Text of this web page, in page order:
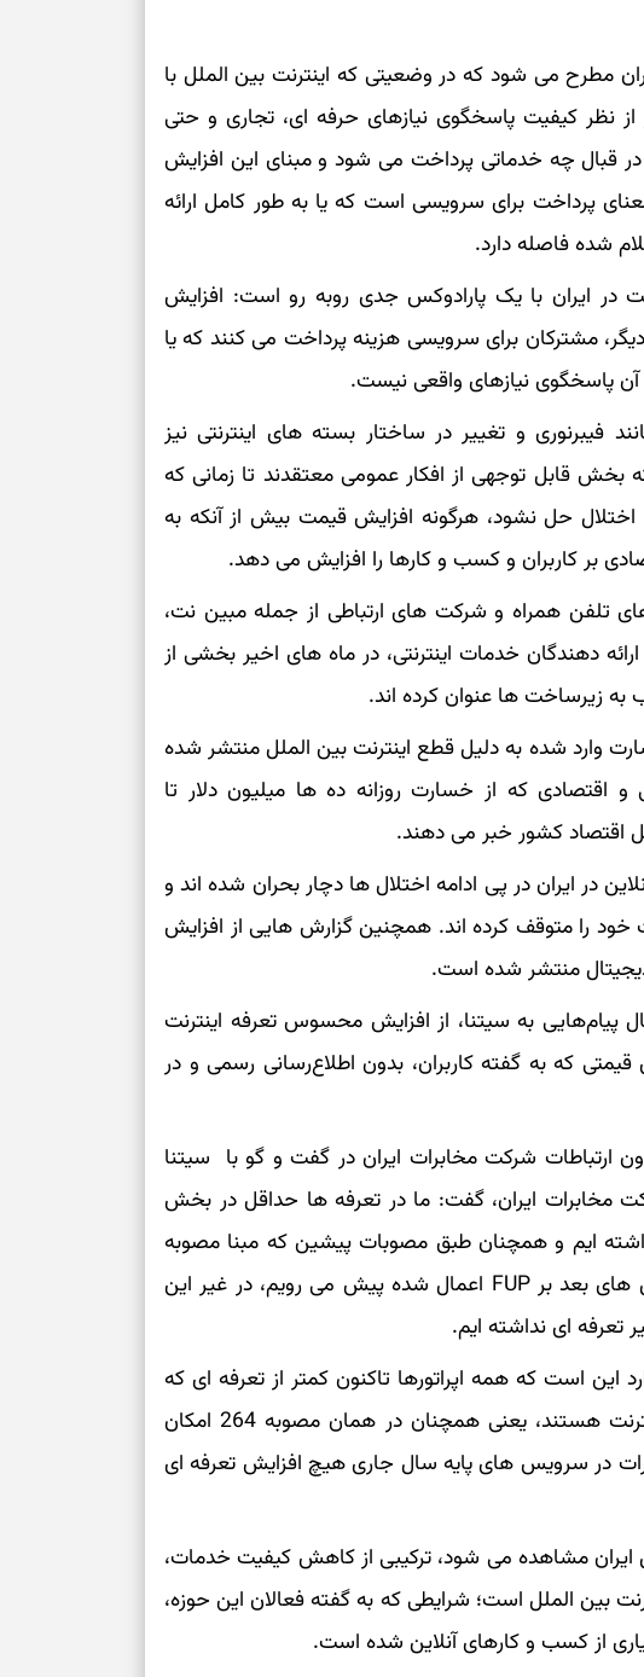
مطرح می شود که در وضعیتی که اینترنت بین الملل با
نظر کیفیت پاسخگوی نیازهای حرفه ای، تجاری و حتی
در قبال چه خدماتی پرداخت می شود و مبنای این افزایش
پرداخت برای سرویسی است که یا به طور کامل ارائه
شده فاصله دارد.
در ایران با یک پارادوکس جدی روبه رو است: افزایش
مشترکان برای سرویسی هزینه پرداخت می کنند که یا
پاسخگوی نیازهای واقعی نیست.
و تغییر در ساختار بسته های اینترنتی نیز
بخش قابل توجهی از افکار عمومی معتقدند تا زمانی که
حل نشود، هرگونه افزایش قیمت بیش از آنکه به
بر کاربران و کسب و کارها را افزایش می دهد.
تلفن همراه و شرکت های ارتباطی از جمله مبین نت،
دهندگان خدمات اینترنتی، در ماه های اخیر بخشی از
زیرساخت ها عنوان کرده اند.
وارد شده به دلیل قطع اینترنت بین الملل منتشر شده
اقتصادی که از خسارت روزانه ده ها میلیون دلار تا
اقتصاد کشور خبر می دهند.
در ایران در پی ادامه اختلال ها دچار بحران شده اند و
را متوقف کرده اند. همچنین گزارش هایی از افزایش
منتشر شده است.
پیام‌هایی به سیتنا، از افزایش محسوس تعرفه اینترنت
قیمتی که به گفته کاربران، بدون اطلاع‌رسانی رسمی و در
ارتباطات شرکت مخابرات ایران در گفت و گو با سیتنا
مخابرات ایران، گفت: ما در تعرفه ها حداقل در بخش
ایم و همچنان طبق مصوبات پیشین که مبنا مصوبه
264 است به اضافه تغییراتی که در سال های بعد بر FUP اعمال شده پیش می رویم، در غیر این
تعرفه ای نداشته ایم.
این است که همه اپراتورها تاکنون کمتر از تعرفه ای که
امکان داشته است، در حال واگذاری اینترنت هستند، یعنی همچنان در همان مصوبه 264 امکان
در سرویس های پایه سال جاری هیچ افزایش تعرفه ای
ایران مشاهده می شود، ترکیبی از کاهش کیفیت خدمات،
بین الملل است؛ شرایطی که به گفته فعالان این حوزه،
از کسب و کارهای آنلاین شده است.